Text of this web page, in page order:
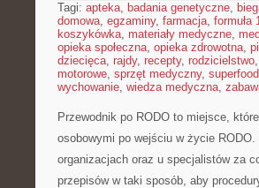
Tagi: apteka, badania genetyczne,
domowa, egzaminy, farmacja, formuła
koszykówka, materiały medyczne,
opieka społeczna, opieka zdrowotna,
dziecięca, rajdy, recepty, rodzicielstwo,
motorowe, sprzęt medyczny,
wychowanie, wiedza medyczna,
Przewodnik po RODO to miejsce,
osobowymi po wejściu w życie
organizacjach oraz u specjalistów za
przepisów w taki sposób, aby